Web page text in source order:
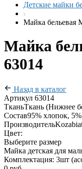
Детские майки
Майка бельевая
Майка
63014
Назад в каталог
Артикул 63014
ТканьТкань (Нижнее
Состав95% хлопок,
Производитель
Цвет:
Выберите размер
Майка детская для
Комплектация: 3шт